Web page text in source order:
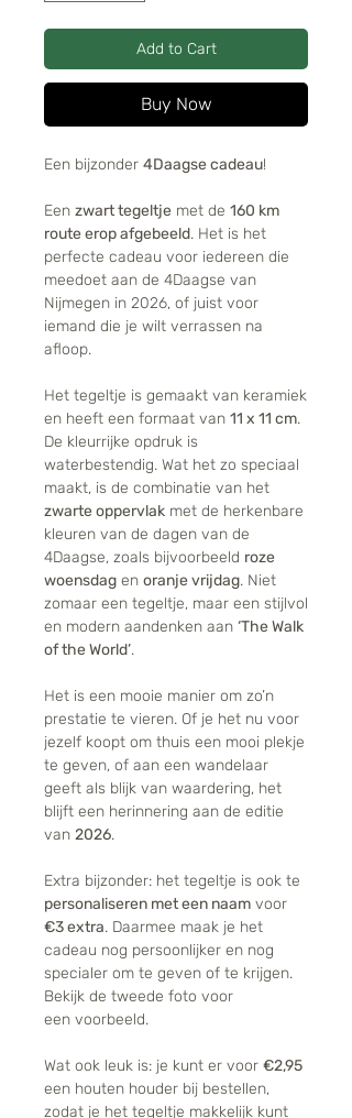
Add to Cart
Buy Now
Een bijzonder 4Daagse cadeau!
Een zwart tegeltje met de 160 km
route erop afgebeeld. Het is het
perfecte cadeau voor iedereen die
meedoet aan de 4Daagse van
Nijmegen in 2026, of juist voor
iemand die je wilt verrassen na
afloop.
Het tegeltje is gemaakt van keramiek
en heeft een formaat van 11 x 11 cm.
De kleurrijke opdruk is
waterbestendig. Wat het zo speciaal
maakt, is de combinatie van het
zwarte oppervlak met de herkenbare
kleuren van de dagen van de
4Daagse, zoals bijvoorbeeld roze
woensdag en oranje vrijdag. Niet
zomaar een tegeltje, maar een stijlvol
en modern aandenken aan ‘The Walk
of the World’.
Het is een mooie manier om zo’n
prestatie te vieren. Of je het nu voor
jezelf koopt om thuis een mooi plekje
te geven, of aan een wandelaar
geeft als blijk van waardering, het
blijft een herinnering aan de editie
van 2026.
Extra bijzonder: het tegeltje is ook te
personaliseren met een naam voor
€3 extra. Daarmee maak je het
cadeau nog persoonlijker en nog
specialer om te geven of te krijgen.
Bekijk de tweede foto voor
een voorbeeld.
Wat ook leuk is: je kunt er voor €2,95
een houten houder bij bestellen,
zodat je het tegeltje makkelijk kunt